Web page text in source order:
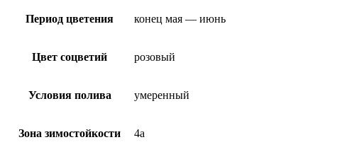
Период цветения конец мая — июнь
Цвет соцветий розовый
Условия полива умеренный
Зона зимостойкости 4а